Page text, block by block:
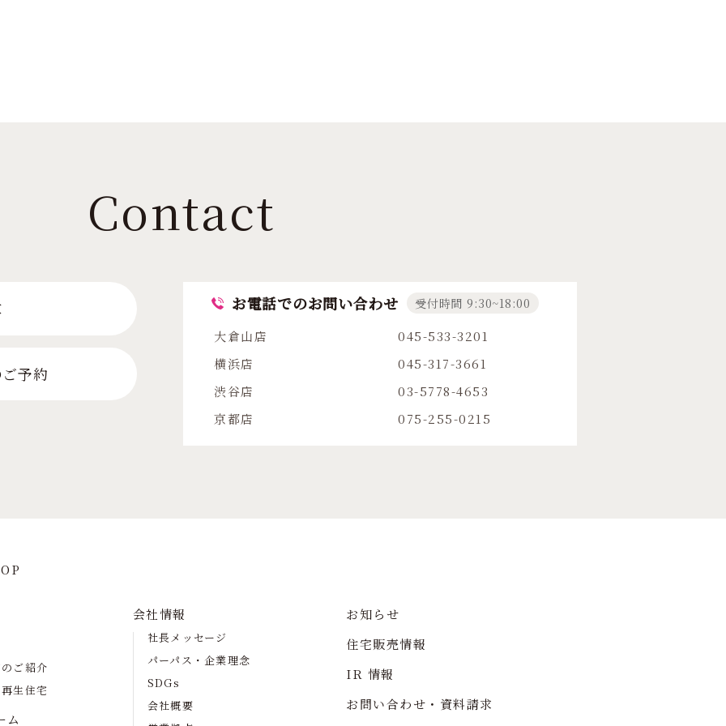
Contact
予約
お電話でのお問い合わせ 受付時間 9:30~18:00
大倉山店
045-533-3201
横浜店
045-317-3661
渋谷店
03-5778-4653
京都店
075-255-0215
ご紹介
生住宅
ム
会社情報
社長メッセージ
パーパス・企業理念
SDGs
会社概要
お知らせ
住宅販売情報
IR 情報
お問い合わせ・資料請求